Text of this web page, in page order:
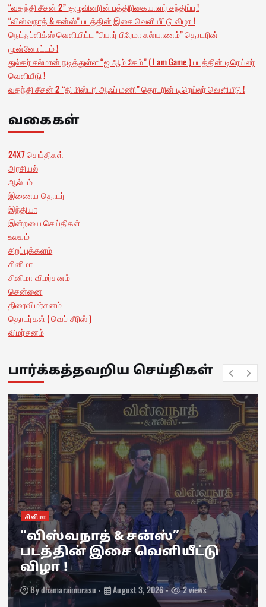
“வதந்தி சீசன் 2” குழுவினரின் பத்திரிகையாளர் சந்திப்பு !
“விஸ்வநாத் & சன்ஸ்” படத்தின் இசை வெளியீட்டு விழா !
நெட்ஃப்ளிக்ஸ் வெளியிட்ட “பியார் பிரேமா கல்யாணம்” தொடரின்
முன்னோட்டம் !
துல்கர் சல்மான் நடித்துள்ள “ஐ ஆம் கேம்” ( I am Game ) படத்தின் டிரெய்லர்
வெளியீடு !
வதந்தி சீசன் 2 “தி மிஸ்டரி ஆஃப் மணி” தொடரின் டிரெய்லர் வெளியீடு !
வகைகள்
24X7 செய்திகள்
அரசியல்
ஆல்பம்
இணைய தொடர்
இந்தியா
இன்றயை செய்திகள்
உலகம்
சிறப்புக்களம்
சினிமா
சினிமா விமர்சனம்
சென்னை
திரைவிமர்சனம்
தொடர்கள் ( வெப் சீரிஸ் )
விமர்சனம்
பார்க்கத்தவறிய செய்திகள்
சினிமா
“விஸ்வநாத் & சன்ஸ்”
படத்தின் இசை வெளியீட்டு
விழா !
Bydhamaraimurasu August 3, 2026 2 views